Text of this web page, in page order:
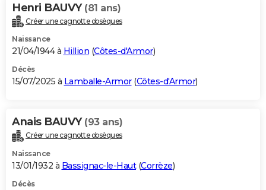
Henri BAUVY (81 ans)
Créer une cagnotte obsèques
Naissance
21/04/1944 à Hillion (Côtes-d'Armor)
Décès
15/07/2025 à Lamballe-Armor(Côtes-d'Armor)
Anais BAUVY (93 ans)
Créer une cagnotte obsèques
Naissance
13/01/1932 à Bassignac-le-Haut(Corrèze)
Décès